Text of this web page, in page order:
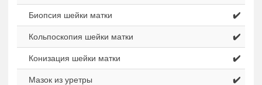
Биопсия шейки матки ✔️
Кольпоскопия шейки матки ✔️
Конизация шейки матки ✔️
Мазок из уретры ✔️